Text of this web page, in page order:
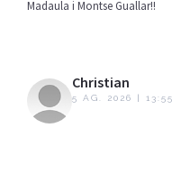
Madaula i Montse Guallar!!
Christian
5 AG. 2026 |